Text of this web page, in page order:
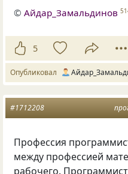
©Айдар_Замальдинов
5
Опубликовал
#1712208
Профессия
между профессией
рабочего.